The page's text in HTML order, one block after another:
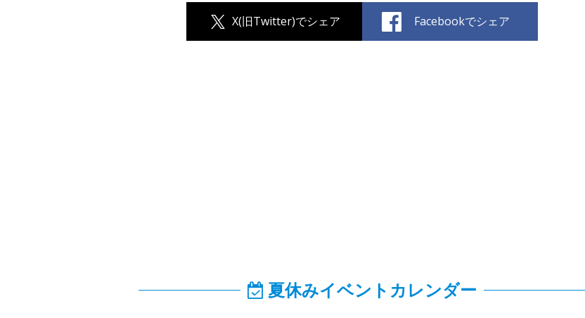
X(旧Twitter)でシェア Facebookでシェア
夏休みイベントカレンダー